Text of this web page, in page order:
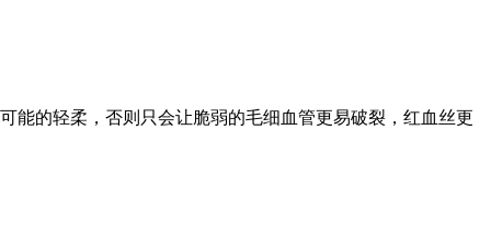
能的轻柔，否则只会让脆弱的毛细血管更易破裂，红血丝更